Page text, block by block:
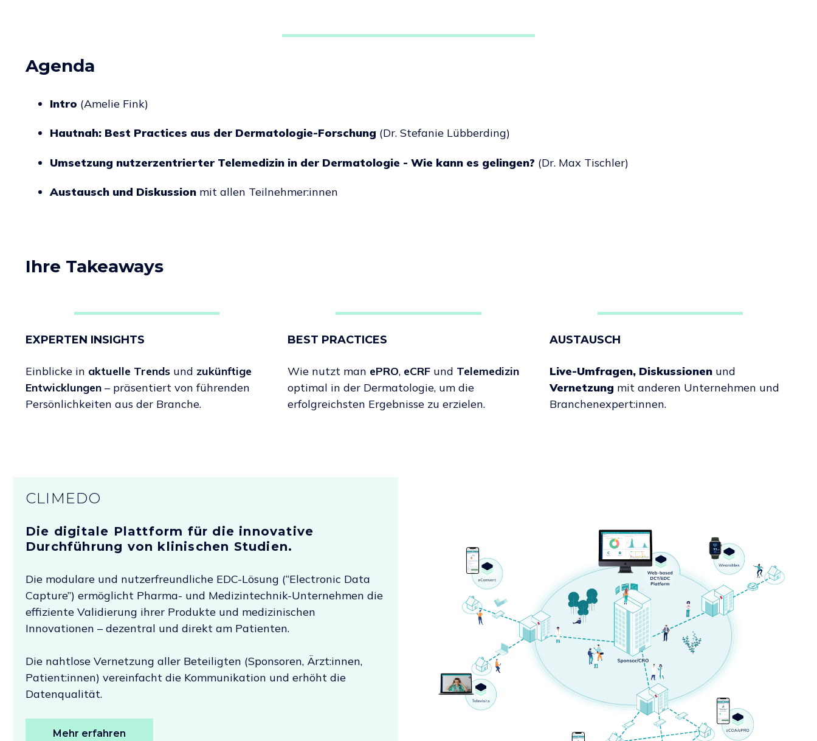
Agenda
Intro (Amelie Fink)
Hautnah: Best Practices aus der Dermatologie-Forschung (Dr. Stefanie Lübberding)
Umsetzung nutzerzentrierter Telemedizin in der Dermatologie - Wie kann es gelingen? (Dr. Max Tischler)
Austausch und Diskussionmit allen Teilnehmer:innen
Ihre Takeaways
EXPERTEN INSIGHTS
Einblicke in aktuelle Trends und zukünftige
Entwicklungen – präsentiert von führenden
Persönlichkeiten aus der Branche.
BEST PRACTICES
Wie nutzt man ePRO, eCRF und Telemedizin
optimal in der Dermatologie, um die
erfolgreichsten Ergebnisse zu erzielen.
AUSTAUSCH
Live-Umfragen, Diskussionenund
Vernetzung mit anderen Unternehmen und
Branchenexpert:innen.
CLIMEDO
Die digitale Plattform für die innovative
Durchführung von klinischen Studien.
Die modulare und nutzerfreundliche EDC-Lösung (“Electronic Data
Capture”) ermöglicht Pharma- und Medizintechnik-Unternehmen die
effiziente Validierung ihrer Produkte und medizinischen
Innovationen – dezentral und direkt am Patienten.
Die nahtlose Vernetzung aller Beteiligten (Sponsoren, Ärzt:innen,
Patient:innen) vereinfacht die Kommunikation und erhöht die
Datenqualität.
Mehr erfahren